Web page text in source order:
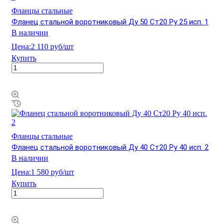
Фланцы стальные
Фланец стальной воротниковый Ду 50 Ст20 Ру 25 исп. 1
В наличии
Цена:2 110 руб/шт
Купить
Фланцы стальные
Фланец стальной воротниковый Ду 40 Ст20 Ру 40 исп. 2
В наличии
Цена:1 580 руб/шт
Купить